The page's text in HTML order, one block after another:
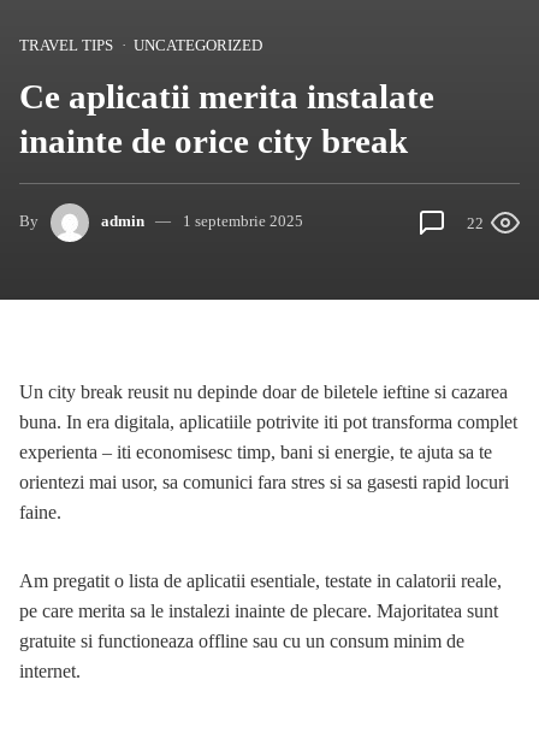
TRAVEL TIPS UNCATEGORIZED
Ce aplicatii merita instalate
inainte de orice city break
By admin 1 septembrie 2025 22
Un city break reusit nu depinde doar de biletele ieftine si cazarea
buna. In era digitala, aplicatiile potrivite iti pot transforma complet
experienta – iti economisesc timp, bani si energie, te ajuta sa te
orientezi mai usor, sa comunici fara stres si sa gasesti rapid locuri
faine.
Am pregatit o lista de aplicatii esentiale, testate in calatorii reale,
pe care merita sa le instalezi inainte de plecare. Majoritatea sunt
gratuite si functioneaza offline sau cu un consum minim de
internet.